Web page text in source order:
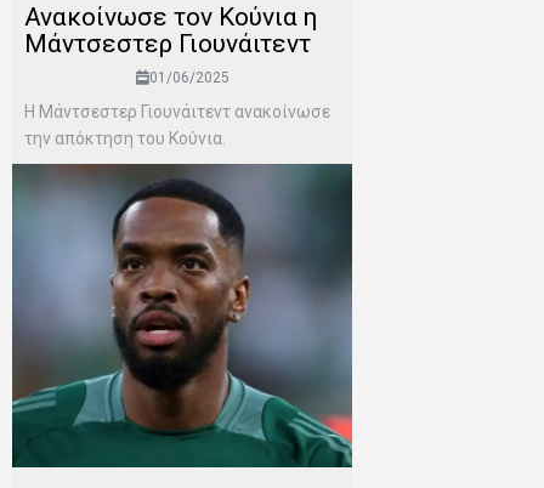
Ανακοίνωσε τον Κούνια η
Μάντσεστερ Γιουνάιτεντ
01/06/2025
H Μάντσεστερ Γιουνάιτεντ ανακοίνωσε
την απόκτηση του Κούνια.